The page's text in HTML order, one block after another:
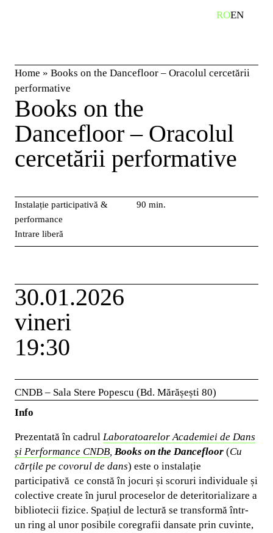
ROEN
Home » Books on the Dancefloor – Oracolul cercetării
performative
Books on the
Dancefloor – Oracolul
cercetării performative
Instalație participativă &
performance
Intrare liberă
90 min.
30.01.2026
vineri
19:30
CNDB – Sala Stere Popescu (Bd. Mărășești 80)
Info
Prezentată în cadrul Laboratoarelor Academiei de Dans
și Performance CNDB, Books on the Dancefloor (Cu
cărțile pe covorul de dans) este o instalație
participativă ce constă în jocuri și scoruri individuale și
colective create în jurul proceselor de deteritorializare a
bibliotecii fizice. Spațiul de lectură se transformă într-
un ring al unor posibile coregrafii dansate prin cuvinte,